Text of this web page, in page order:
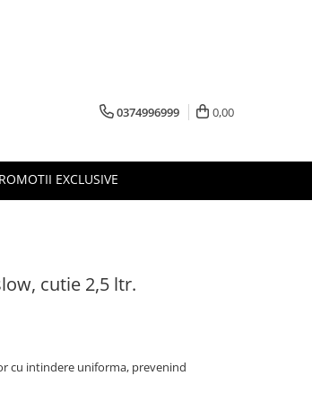
0374996999 0,00
EXCLUSIVE
cutie 2,5 ltr.
cu intindere uniforma, prevenind